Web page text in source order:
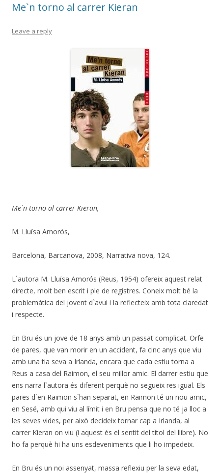
Me`n torno al carrer Kieran
Leave a reply
Me`n torno al carrer Kieran,
M. Lluïsa Amorós,
Barcelona, Barcanova, 2008, Narrativa nova, 124.
L`autora M. Lluïsa Amorós (Reus, 1954) ofereix aquest relat
directe, molt ben escrit i ple de registres. Coneix molt bé la
problemàtica del jovent d`avui i la reflecteix amb tota claredat
i respecte.
En Bru és un jove de 18 anys amb un passat complicat. Orfe
de pares, que van morir en un accident, fa cinc anys que viu
amb una tia seva a Irlanda, encara que cada estiu torna a
Reus a casa del Raimon, el seu millor amic. El darrer estiu que
ens narra l`autora és diferent perquè no segueix res igual. Els
pares d`en Raimon s`han separat, en Raimon té un nou amic,
en Sesé, amb qui viu al límit i en Bru pensa que no té ja lloc a
les seves vides, per això decideix tornar cap a Irlanda, al
carrer Kieran on viu (i aquest és el sentit del títol del llibre). No
ho fa perquè hi ha uns esdeveniments que li ho impedeix.
En Bru és un noi assenyat, massa reflexiu per la seva edat,